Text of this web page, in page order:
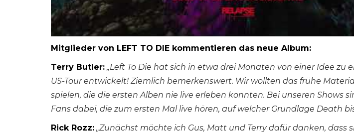
Mitglieder von LEFT TO DIE kommentieren das neue Album:
Terry Butler: „Left To Die hat sich in etwa drei Monaten von einer Idee zu
US-Tour entwickelt! Ziemlich bemerkenswert. Wir wollten das frühe
spielen, die die ersten Alben nie live erleben konnten. Bei unseren Shows
Fans dabei, die zum ersten Mal live hören, auf welcher Grundlage Death
Rick Rozz: „Zunächst möchte ich Gus, Matt und Terry dafür danken, dass